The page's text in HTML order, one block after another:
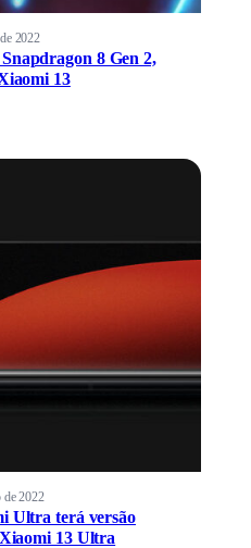
2022
8 Gen 2,
13
de 2022
Ultra terá versão
13 Ultra